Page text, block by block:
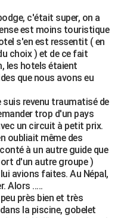
c'était super, on a
est moins touristique
s'en est ressentit ( en
choix ) et de ce fait
les hotels étaient
que nous avons eu
suis revenu traumatisé de
trop d'un pays
un circuit à petit prix.
oubliait même des
à un autre guide que
d'un autre groupe )
avions faites. Au Népal,
Alors .....
près bien et très
la piscine, gobelet